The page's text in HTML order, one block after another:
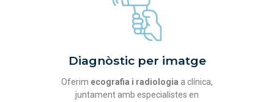
Diagnòstic per imatge
Oferim ecografia i radiologia a clínica,
juntament amb especialistes en